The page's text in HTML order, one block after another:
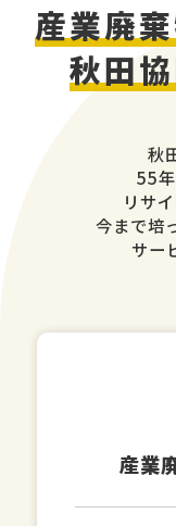
産業廃
秋田
秋
55
リサ
今まで培
サー
産業